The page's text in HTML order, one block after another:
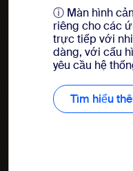
ⓘ Màn hình
riêng cho các
trực tiếp với
dàng, với cấu
yêu cầu hệ
Tìm hiểu